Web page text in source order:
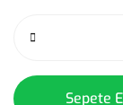
Sepete